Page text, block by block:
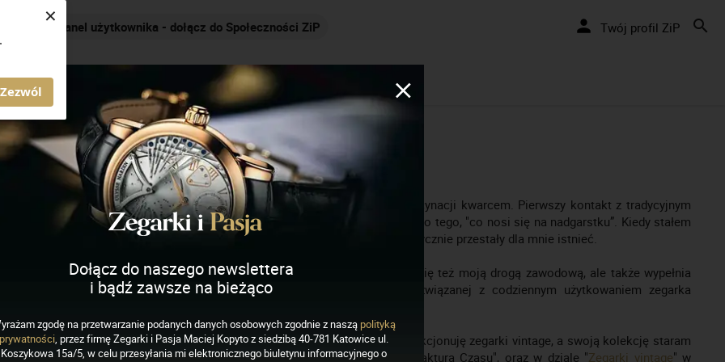
Zezwól
× Nakręcamy pozytywnie... cały czas! Twój profil ZiP
ZEGARKI I PASJA
w okresie, kiedy świat zegarmistrzostwa przechodził apogeum fascynacji kwarcem. Pierwszy kontakt z tradycyjnym
zawdzięczam rodzicom, którzy zawsze przywiązywali wagę do tego, "co nosi się na nadgarstku”. Kiedy stałem
posiadaczem pierwszego zegarka mechanicznego – modele kwarcowe praktycznie przestały dla mnie istnieć.
fascynacja przerodziła się w pasję, która na przestrzeni ostatnich lat stała się też moją drogą zawodową, ale także wypełnia
każdą wolną chwilę. Co więcej - urosła do rangi filozofii życia związanej z codziennym użytkowaniem zegarka
poszerzać wiedzę i odkrywać historię zegarmistrzostwa. Od wielu lat kolekcjonuję zegarki vintage, a swoją kolekcję staram
(w wolnym czasie, którego... stale brak) opisywać na moim blogu "Manufaktura Czasu", oraz w dziale "Zegarki vintage" w
Dołącz do naszego newslettera
i bądź zawsze na bieżąco
zgodę na przetwarzanie podanych danych osobowych zgodnie z naszą polityką
prywatności, przez firmę Zegarki i Pasja Maciej Kopyto z siedzibą 40-781 Katowice ul.
Koszykowa 15a/5, w celu przesyłania mi elektronicznego biuletynu informacyjnego o